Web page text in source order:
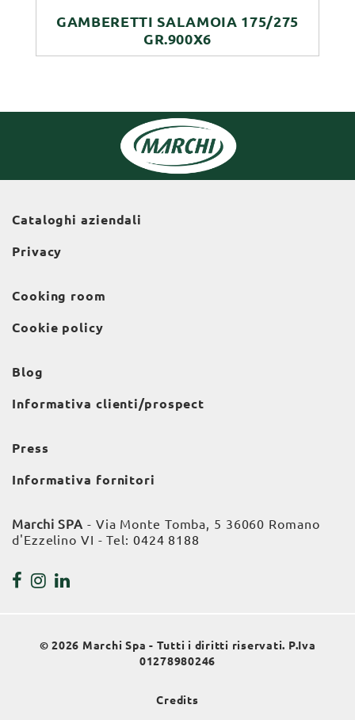
GAMBERETTI SALAMOIA 175/275
GR.900X6
Cataloghi aziendali
Privacy
Cooking room
Cookie policy
Blog
Informativa clienti/prospect
Press
Informativa fornitori
Marchi SPA - Via Monte Tomba, 5 36060 Romano
d'Ezzelino VI - Tel: 0424 8188
© 2026 Marchi Spa - Tutti i diritti riservati. P.Iva
01278980246
Credits